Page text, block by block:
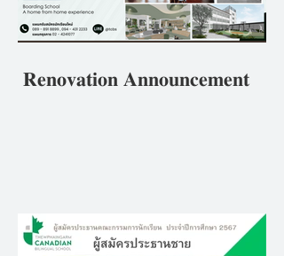
𝐑𝐞𝐧𝐨𝐯𝐚𝐭𝐢𝐨𝐧 𝐀𝐧𝐧𝐨𝐮𝐧𝐜𝐞𝐦𝐞𝐧𝐭